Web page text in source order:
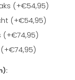
(+€54,95)
(+€54,95)
(+€74,95)